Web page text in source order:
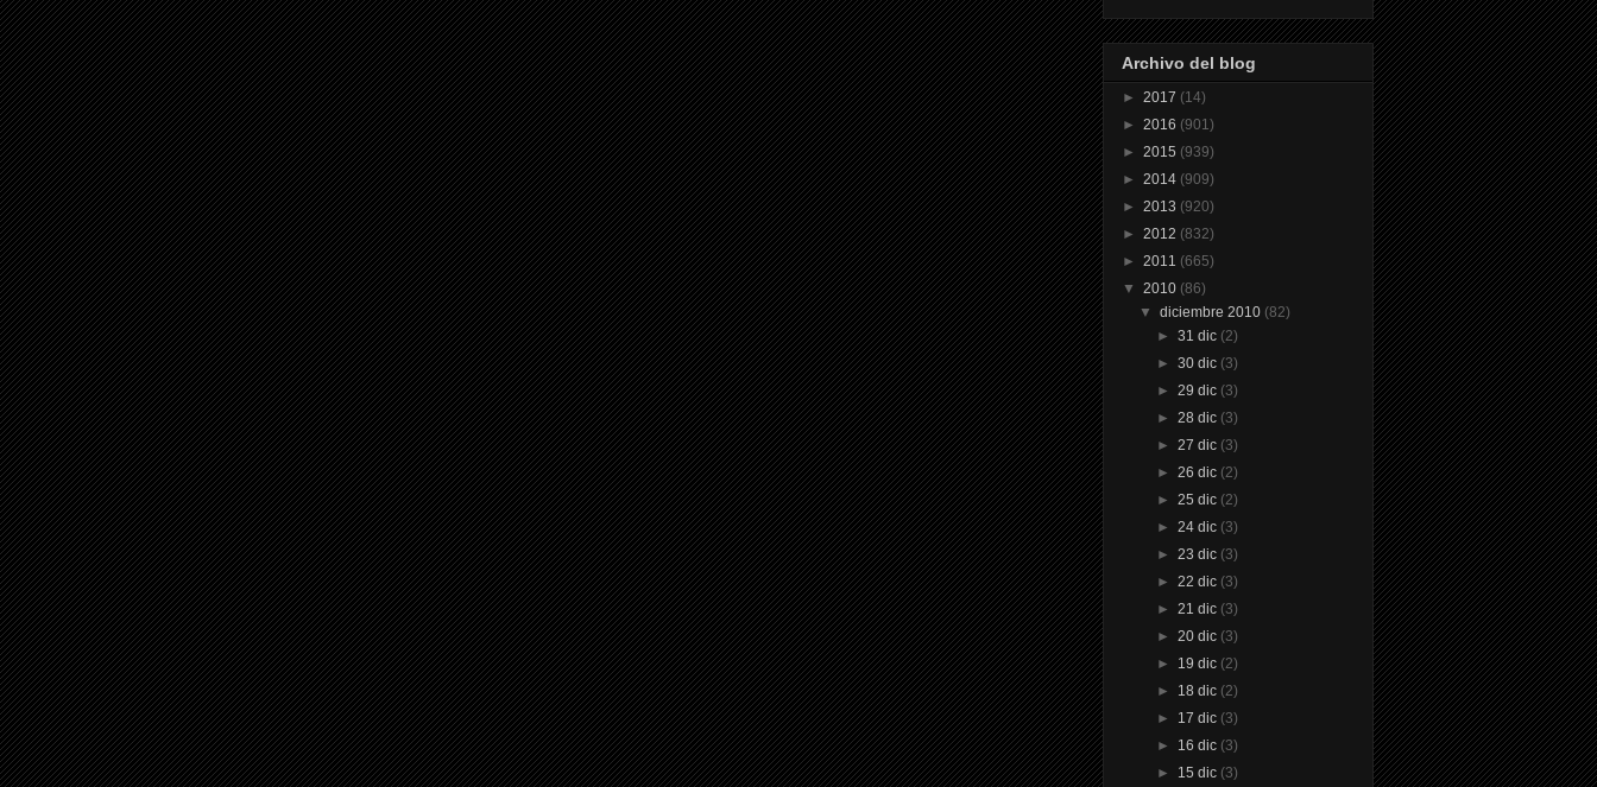
Archivo del blog
► 2017 (14)
► 2016 (901)
► 2015 (939)
► 2014 (909)
► 2013 (920)
► 2012 (832)
► 2011 (665)
▼ 2010 (86)
▼diciembre 2010 (82)
► 31 dic (2)
► 30 dic (3)
► 29 dic (3)
► 28 dic (3)
► 27 dic (3)
► 26 dic (2)
► 25 dic (2)
► 24 dic (3)
► 23 dic (3)
► 22 dic (3)
► 21 dic (3)
► 20 dic (3)
► 19 dic (2)
► 18 dic (2)
► 17 dic (3)
► 16 dic (3)
► 15 dic (3)